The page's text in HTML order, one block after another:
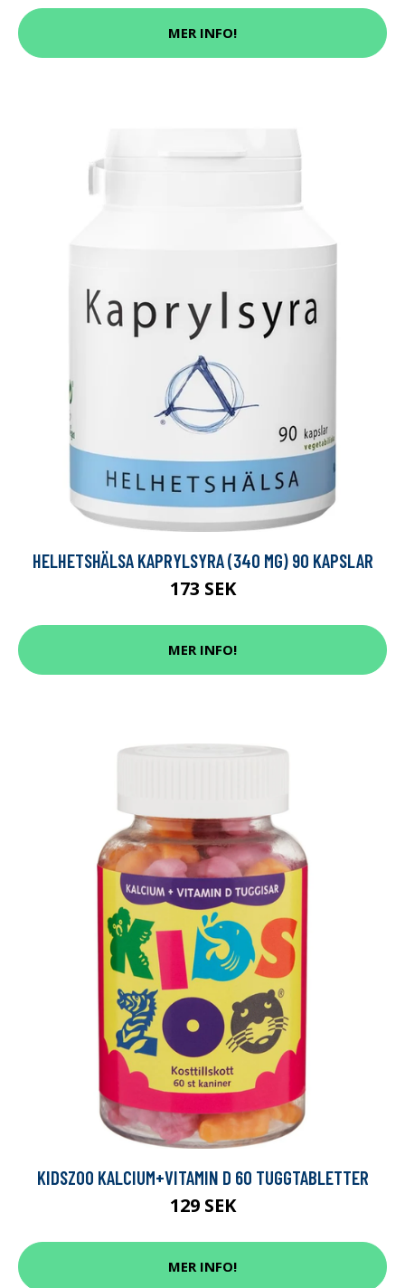
MER INFO!
HELHETSHÄLSA KAPRYLSYRA (340 MG) 90 KAPSLAR
173 SEK
MER INFO!
KIDSZOO KALCIUM+VITAMIN D 60 TUGGTABLETTER
129 SEK
MER INFO!